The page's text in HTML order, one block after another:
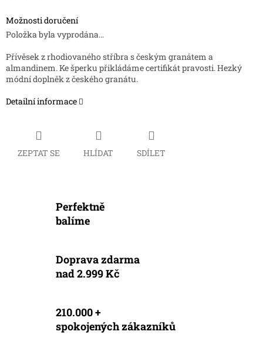
Možnosti doručení
Položka byla vyprodána…
Přívěsek z rhodiovaného stříbra s českým granátem a
almandinem. Ke šperku přikládáme certifikát pravosti. Hezký
módní doplněk z českého granátu.
Detailní informace
ZEPTAT SE HLÍDAT SDÍLET
Perfektně
balíme
Doprava zdarma
nad 2.999 Kč
210.000 +
spokojených zákazníků